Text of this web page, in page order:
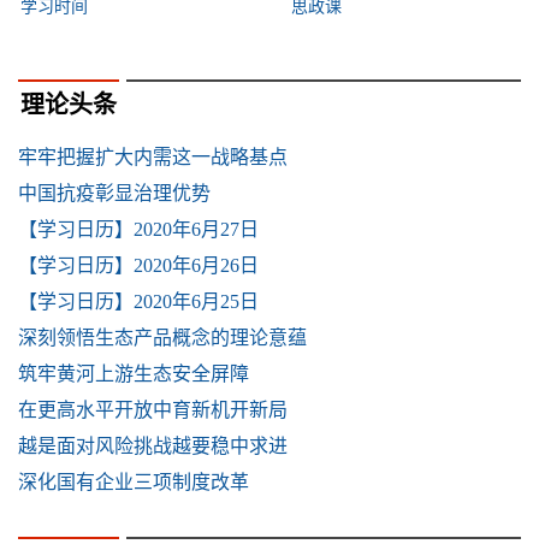
学习时间 思政课
理论头条
牢牢把握扩大内需这一战略基点
中国抗疫彰显治理优势
【学习日历】2020年6月27日
【学习日历】2020年6月26日
【学习日历】2020年6月25日
深刻领悟生态产品概念的理论意蕴
筑牢黄河上游生态安全屏障
在更高水平开放中育新机开新局
越是面对风险挑战越要稳中求进
深化国有企业三项制度改革